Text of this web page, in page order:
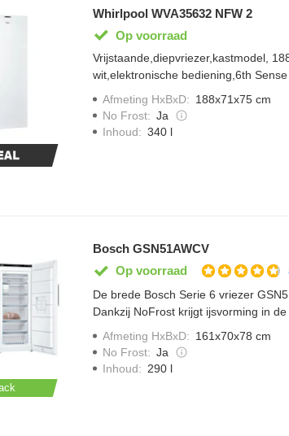
Whirlpool WVA35632 NFW 2
Op voorraad
Vrijstaande,diepvriezer,kastmodel,
wit,elektronische bediening,6th
Afmeting HxBxD: 188x71x75 cm
No Frost: Ja
Inhoud: 340 l
Bosch GSN51AWCV
Op voorraad
De brede Bosch Serie 6 vriezer
Dankzij NoFrost krijgt ijsvorming in
Met de automatisch SuperVriezen-
en wordt je ingevroren eten
Afmeting HxBxD: 161x70x78 cm
No Frost: Ja
Inhoud: 290 l